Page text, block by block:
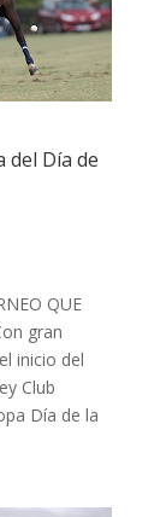
del Día de
QUE
gran
inicio del
Club
Día de la